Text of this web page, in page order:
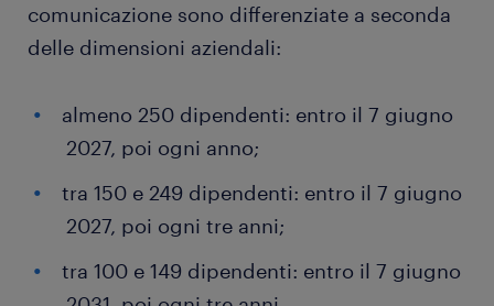
comunicazione sono differenziate a seconda
delle dimensioni aziendali:
almeno 250 dipendenti: entro il 7 giugno
2027, poi ogni anno;
tra 150 e 249 dipendenti: entro il 7 giugno
2027, poi ogni tre anni;
tra 100 e 149 dipendenti: entro il 7 giugno